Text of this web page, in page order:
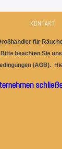
KONTAKT
roßhändler für
beachten Sie
(AGB).